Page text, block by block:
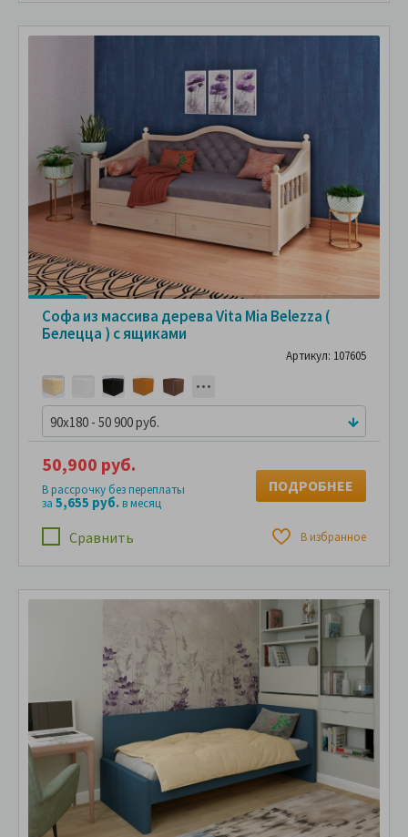
Софа из массива дерева Vita Mia Belezza (
Белецца ) с ящиками
Артикул: 107605
90x180 - 50 900 руб.
Сравнить В избранное
50,900 руб.
В рассрочку без переплаты
за 5,655 руб.в месяц
ПОДРОБНЕЕ